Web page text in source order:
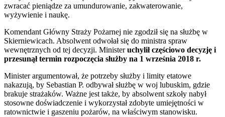
zwracać pieniądze za umundurowanie, zakwaterowanie,
wyżywienie i naukę.
Komendant Główny Straży Pożarnej nie zgodził się na służbę w
Skierniewicach. Absolwent odwołał się do ministra spraw
wewnętrznych od tej decyzji. Ministeruchylił częściowo decyzję i
przesunął termin rozpoczęcia służby na 1 września 2018 r.
Minister argumentował, że potrzeby służby i limity etatowe
nakazują, by Sebastian P. odbywał służbę w woj lubuskim, gdzie
brakuje strażaków. Ważne jest także, by absolwent szkoły nabył
stosowne doświadczenie i wykorzystał zdobyte umiejętności w
ratownictwie i gaszeniu pożarów, na właściwym stanowisku.